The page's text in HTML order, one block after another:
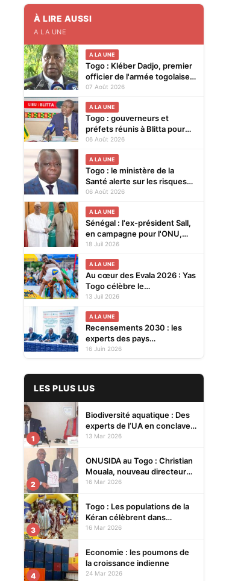
À LIRE AUSSI
A LA UNE
A LA UNE
Togo : Kléber Dadjo, premier
officier de l'armée togolaise
devenu chef de l'État, au
07 Août 2026
A LA UNE
Togo : gouverneurs et
préfets réunis à Blitta pour
renforcer le pilotage
06 Août 2026
A LA UNE
Togo : le ministère de la
Santé alerte sur les risques
liés à la "consommation
énergisantes et de
substances nocives"
06 Août 2026
A LA UNE
Sénégal : l'ex-président Sall,
en campagne pour l'ONU,
reçu par le président
18 Juil 2026
A LA UNE
Au cœur des Evala 2026 : Yas
Togo célèbre le
rassemblement des
13 Juil 2026
A LA UNE
Recensements 2030 : les
experts des pays
francophones d’Afrique
16 Juin 2026
LES PLUS LUS
1
Biodiversité aquatique : Des
experts de l’UA en conclave à
Lomé pour renforcer la
13 Mar 2026
2
ONUSIDA au Togo : Christian
Mouala, nouveau directeur
pays
16 Mar 2026
3
Togo : Les populations de la
Kéran célèbrent dans
l’allégresse Tislim-Difoini,
16 Mar 2026
4
Economie : les poumons de
la croissance indienne
24 Mar 2026